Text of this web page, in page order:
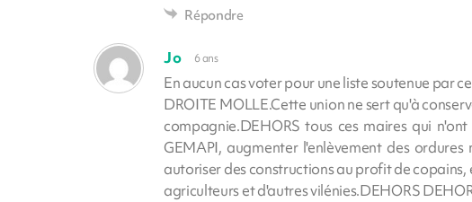
Répondre
Jo 6 ans
En aucun cas voter pour une liste soutenue par
DROITE MOLLE.Cette union ne sert qu'à
compagnie.DEHORS tous ces maires qui
GEMAPI, augmenter l'enlèvement des
autoriser des constructions au profit de
agriculteurs et d'autres vilénies.DEHORS